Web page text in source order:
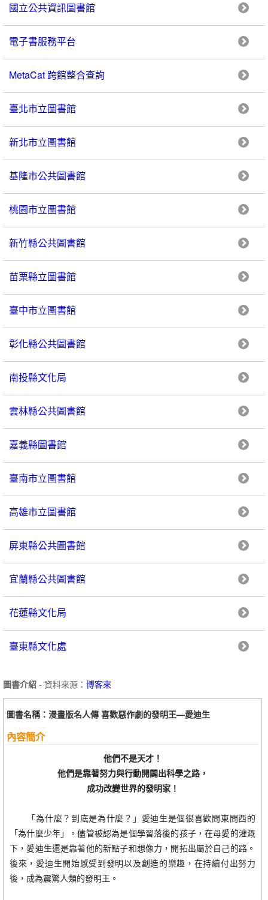
國立公共資訊圖書館
電子書服務平台
MetaCat 跨館整合查詢
臺北市立圖書館
新北市立圖書館
基隆市公共圖書館
桃園市立圖書館
新竹縣公共圖書館
苗栗縣立圖書館
臺中市立圖書館
彰化縣公共圖書館
南投縣文化局
雲林縣公共圖書館
嘉義縣圖書館
臺南市立圖書館
高雄市立圖書館
屏東縣公共圖書館
宜蘭縣公共圖書館
花蓮縣文化局
臺東縣文化處
圖書介紹 - 資料來源： 博客來
圖書名稱：漫畫版名人傳 喜歡惡作劇的發明王—愛迪生
內容簡介
他們不是天才！
他們是靠著努力與行動開闢出科學之路，
成功改變世界的發明家！
「為什麼？到底是為什麼？」愛迪生是個很喜歡問東問西的
「為什麼少年」。儘管被認為是個學習落後的孩子，在母愛的灌溉
下，愛迪生還是靠著他的新點子和想像力，開拓出屬於自己的路。
後來，愛迪生開始感受到發明以及創造的樂趣，在持續付出努力
後，成為震驚人類的發明王。